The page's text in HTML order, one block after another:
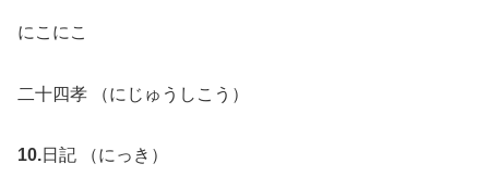
にこにこ
二十四孝 （にじゅうしこう）
10.日記 （にっき）